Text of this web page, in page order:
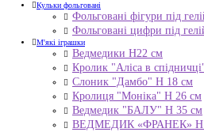
Кульки фольговані
Фольговані фігури під
Фольговані цифри під
М'які іграшки
Ведмедики H22 см
Кролик "Аліса в
Слоник "Дамбо" Н 18 см
Кролиця "Моніка" Н 26 см
Ведмедик "БАЛУ" Н 35 см
ВЕДМЕДИК «ФРАНЕК» H